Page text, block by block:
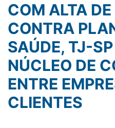
COM ALTA DE AÇÕES
CONTRA
SAÚDE, TJ-
NÚCLEO DE
ENTRE
CLIENTES